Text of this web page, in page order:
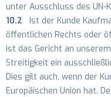
unter Ausschluss des UN-
10.2 Ist der Kunde
öffentlichen Rechts oder
ist das Gericht an
Streitigkeit ein
Dies gilt auch, wenn der
Europäischen Union hat.